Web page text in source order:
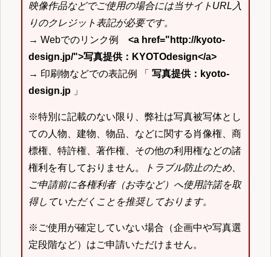
映像作品などでご使用の場合には当サイトURL入
りのクレジット表記が必要です。
→ Webでのリンク例 <a href="http://kyoto-
design.jp/">写真提供：KYOTOdesign</a>
→ 印刷物などでの表記例 「 写真提供：kyoto-
design.jp 」
※特別に記載のない限り、弊社は写真被写体とし
ての人物、建物、物品、などに関する肖像権、商
標権、特許権、著作権、その他の利用権などの諸
権利を有しておりません。
トラブル防止のため、
ご申請前に各権利者（お寺など）へ使用許諾を取
得していただくことを推奨しております。
※ご使用が確定していない場合（企画中や写真選
定段階など）はご申請いただけません。